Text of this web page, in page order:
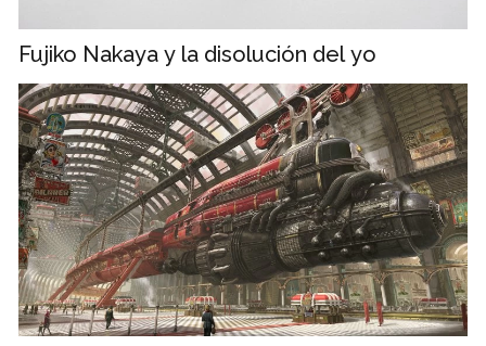
Fujiko Nakaya y la disolución del yo